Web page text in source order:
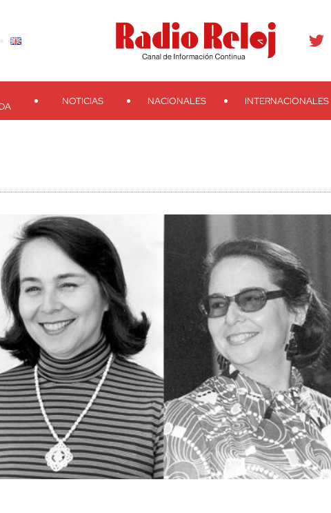
Threads
Instagram TelegramTeveo Ivoox RSS Search
NOTICIAS NACIONALES INTERNACIONALES